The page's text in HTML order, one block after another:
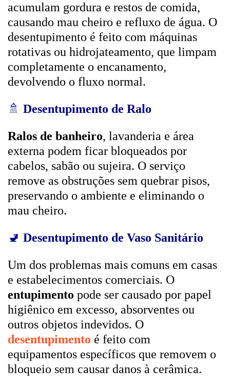
acumulam gordura e restos de comida,
causando mau cheiro e refluxo de água. O
desentupimento é feito com máquinas
rotativas ou hidrojateamento, que limpam
completamente o encanamento,
devolvendo o fluxo normal.
🚿 Desentupimento de Ralo
Ralos de banheiro, lavanderia e área
externa podem ficar bloqueados por
cabelos, sabão ou sujeira. O serviço
remove as obstruções sem quebrar pisos,
preservando o ambiente e eliminando o
mau cheiro.
🚽 Desentupimento de Vaso Sanitário
Um dos problemas mais comuns em casas
e estabelecimentos comerciais. O
entupimento pode ser causado por papel
higiênico em excesso, absorventes ou
outros objetos indevidos. O
desentupimento é feito com
equipamentos específicos que removem o
bloqueio sem causar danos à cerâmica.